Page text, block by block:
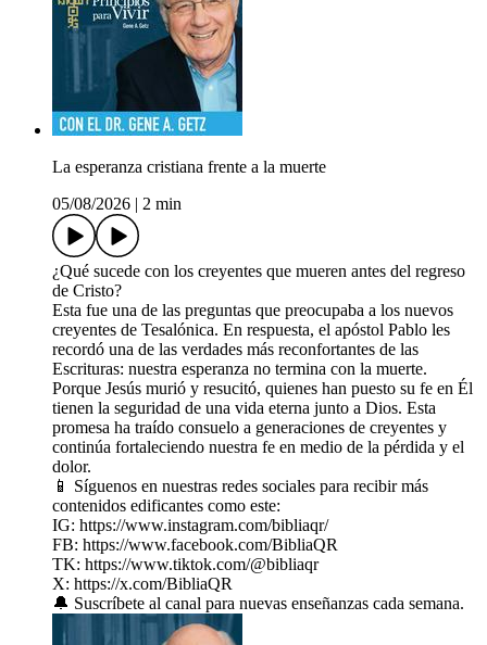
La esperanza cristiana frente a la muerte
05/08/2026
2 min
¿Qué sucede con los creyentes que mueren antes del regreso
de Cristo?
Esta fue una de las preguntas que preocupaba a los nuevos
creyentes de Tesalónica. En respuesta, el apóstol Pablo les
recordó una de las verdades más reconfortantes de las
Escrituras: nuestra esperanza no termina con la muerte.
Porque Jesús murió y resucitó, quienes han puesto su fe en Él
tienen la seguridad de una vida eterna junto a Dios. Esta
promesa ha traído consuelo a generaciones de creyentes y
continúa fortaleciendo nuestra fe en medio de la pérdida y el
dolor.
📱 Síguenos en nuestras redes sociales para recibir más
contenidos edificantes como este:
IG: https://www.instagram.com/bibliaqr/
FB: https://www.facebook.com/BibliaQR
TK: https://www.tiktok.com/@bibliaqr
X: https://x.com/BibliaQR
🔔 Suscríbete al canal para nuevas enseñanzas cada semana.